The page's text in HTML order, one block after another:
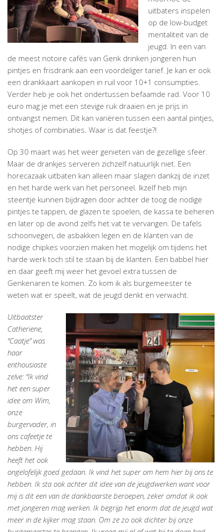
uitbaters inspelen
op de low-budget
mentaliteit van de
jeugd. In een van
de meest notoire cafés van Genk drinken jongeren hun
pintjes en frisdrank aan een voordeliger tarief. Je kan er ook
een drankkaart aankopen in ruil voor 10+1 consumpties.
Verder heb je ook het ondertussen befaamde rad. Voor 10
euro mag je met een stevige ruk draaien en je prijs in
ontvangst nemen. Dit kan variëren tussen een aantal pintjes,
shotjes of combinaties. Waar is dat feestje?!
Op 30 maart was het weer genieten van de gezellige sfeer.
Maar de drankjes serveren zichzelf natuurlijk niet. Een
horecazaak uitbaten kan alleen maar slagen dankzij de inzet
en het harde werk van het personeel. Ikzelf heb mijn
steentje kunnen bijdragen door achter de toog de nodige
pintjes te tappen, de glazen te spoelen, de kassa te beheren
en later op de avond zelfs het vat te vervangen. De tafels
schoonvegen, de asbakken legen en de klanten van de
nodige chipkes voorzien maken het mogelijk om tijdens het
harde werk toch stil te staan bij de klanten. Een babbel hier
en daar geeft mij weer het gevoel extra tussen de
Genkenaren te komen. Zo kom ik als burgemeester te
weten wat er speelt, wat de jeugd denkt en verwacht.
Uitbaatster
Catheriene,
“Caatje” was
haar
enthousiaste
zelve: “Ik vind
het een super
idee om Wim,
onze
burgervader, in
ons cafeetje te
hebben. Hij
heeft het ook
ongelofelijk goed gedaan. Ik vind het super om hem hier bij ons te
hebben. Ik sta ook achter dit idee van de jeugdwerken want voor
mij is dit een van de dankbaarste beroepen, zeker omdat ik ook
met jongeren mag werken. Ik begrijp het enorm dat de jeugd wat
meer in de kijker mag staan. Om ze zo ook dichter bij onze